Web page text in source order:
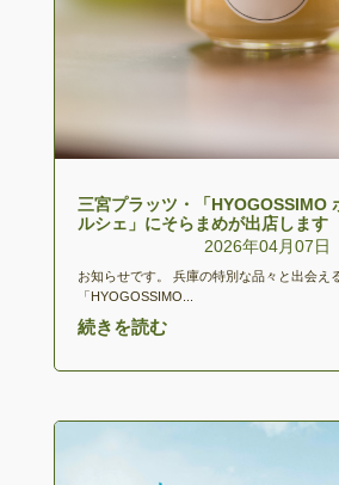
三宮プラッツ・「HYOGOSSIMO
ルシェ」にそらまめが出店します
2026年04月07日
お知らせです。 兵庫の特別な品々と出会え
「HYOGOSSIMO...
続きを読む